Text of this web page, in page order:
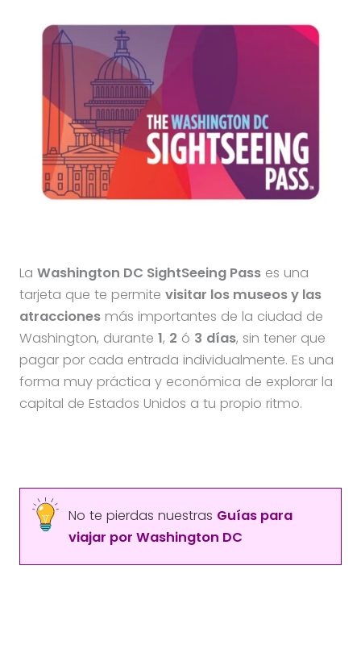
La Washington DC SightSeeing Passes una
tarjeta que te permite visitar los museos y las
atraccionesmás importantes de la ciudad de
Washington, durante 1, 2 ó 3 días, sin tener que
pagar por cada entrada individualmente. Es una
forma muy práctica y económica de explorar la
capital de Estados Unidos a tu propio ritmo.
No te pierdas nuestras Guías para
viajar por Washington DC